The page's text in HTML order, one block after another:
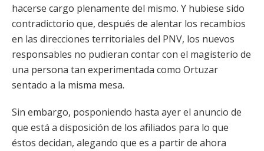
hacerse cargo plenamente del mismo. Y hubiese sido
contradictorio que, después de alentar los recambios
en las direcciones territoriales del PNV, los nuevos
responsables no pudieran contar con el magisterio de
una persona tan experimentada como Ortuzar
sentado a la misma mesa.
Sin embargo, posponiendo hasta ayer el anuncio de
que está a disposición de los afiliados para lo que
éstos decidan, alegando que es a partir de ahora